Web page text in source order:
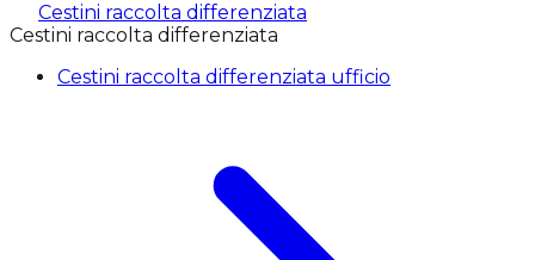
Cestini raccolta differenziata
Cestini raccolta differenziata
Cestini raccolta differenziata ufficio